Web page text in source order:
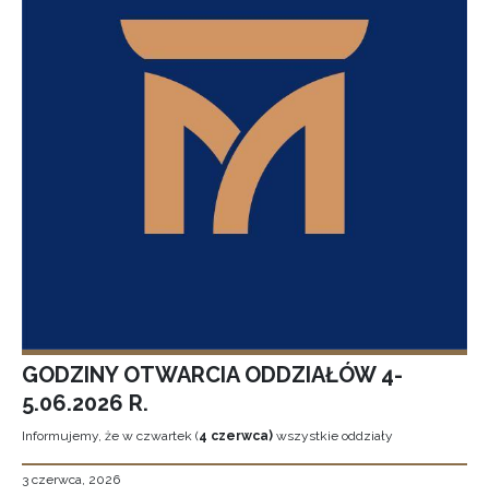
GODZINY OTWARCIA ODDZIAŁÓW 4-
5.06.2026 R.
Informujemy, że w czwartek (4 czerwca) wszystkie oddziały
3 czerwca, 2026